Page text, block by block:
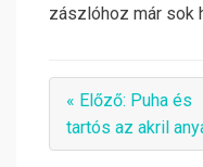
zászlóhoz már sok
« Előző: Puha és
tartós az akril